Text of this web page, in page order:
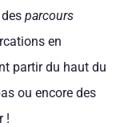
parcours
en
partir du haut du
ou encore des
!